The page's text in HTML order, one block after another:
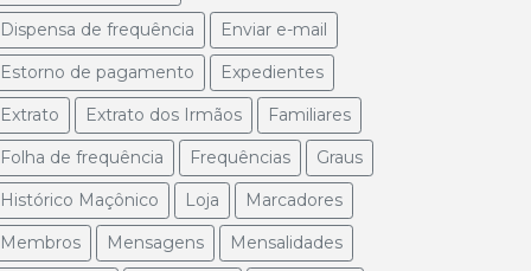
Dispensa de frequência
Enviar e-mail
Estorno de pagamento
Expedientes
Extrato
Extrato dos Irmãos
Familiares
Folha de frequência
Frequências
Graus
Histórico Maçônico
Loja
Marcadores
Membros
Mensagens
Mensalidades